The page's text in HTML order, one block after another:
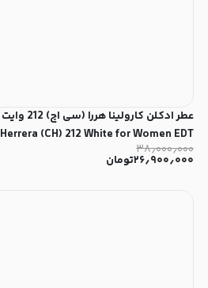
Herrera (CH) 212 White for Women EDT
۳۸٫۰۰۰٫۰۰۰
۲۶٫۹۰۰٫۰۰۰تومان